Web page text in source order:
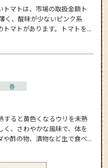
マトは、市場の取扱金額ト
く、酸味が少ないピンク系
マトがあります。トマトを...
春
すると黄色くなるウリを未熟
く、さわやかな風味で、体を
酢の物、漬物など生で食べ...